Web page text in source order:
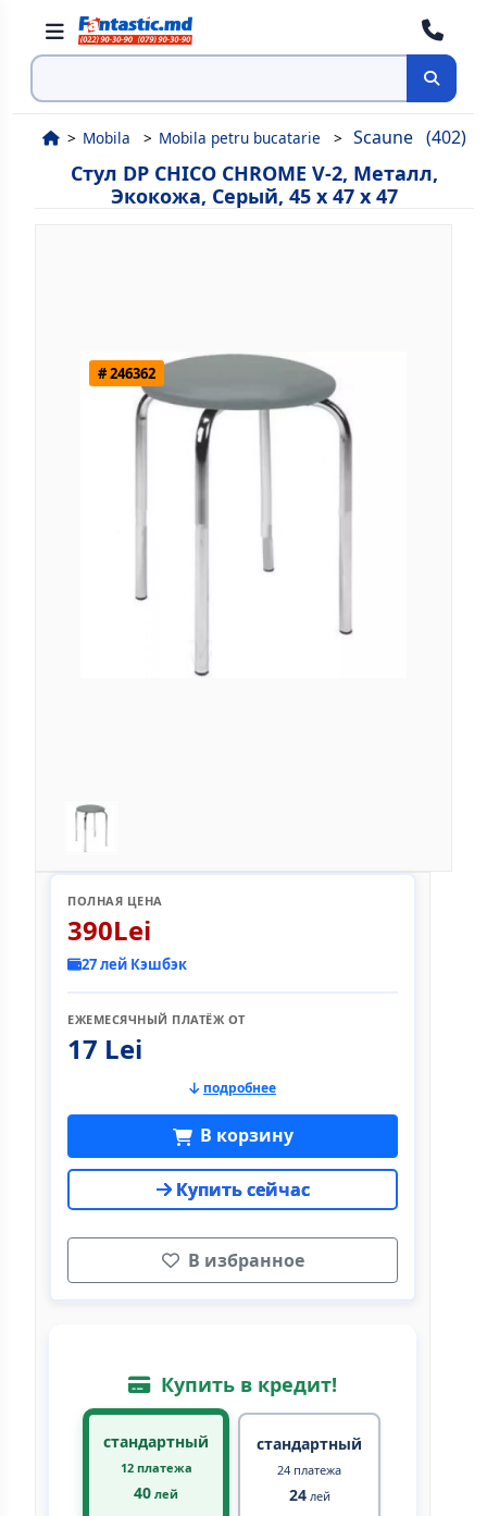
Поиск
Mobila Mobila petru bucatarie Scaune (402)
Стул DP CHICO CHROME V-2, Металл,
Экокожа, Серый, 45 x 47 x 47
# 246362
ПОЛНАЯ ЦЕНА
390Lei
27 лей Кэшбэк
ЕЖЕМЕСЯЧНЫЙ ПЛАТЁЖ ОТ
17 Lei
подробнее
В корзину
Купить сейчас
В избранное
Купить в кредит!
стандартный
12 платежа
40 лей
стандартный
24 платежа
24лей